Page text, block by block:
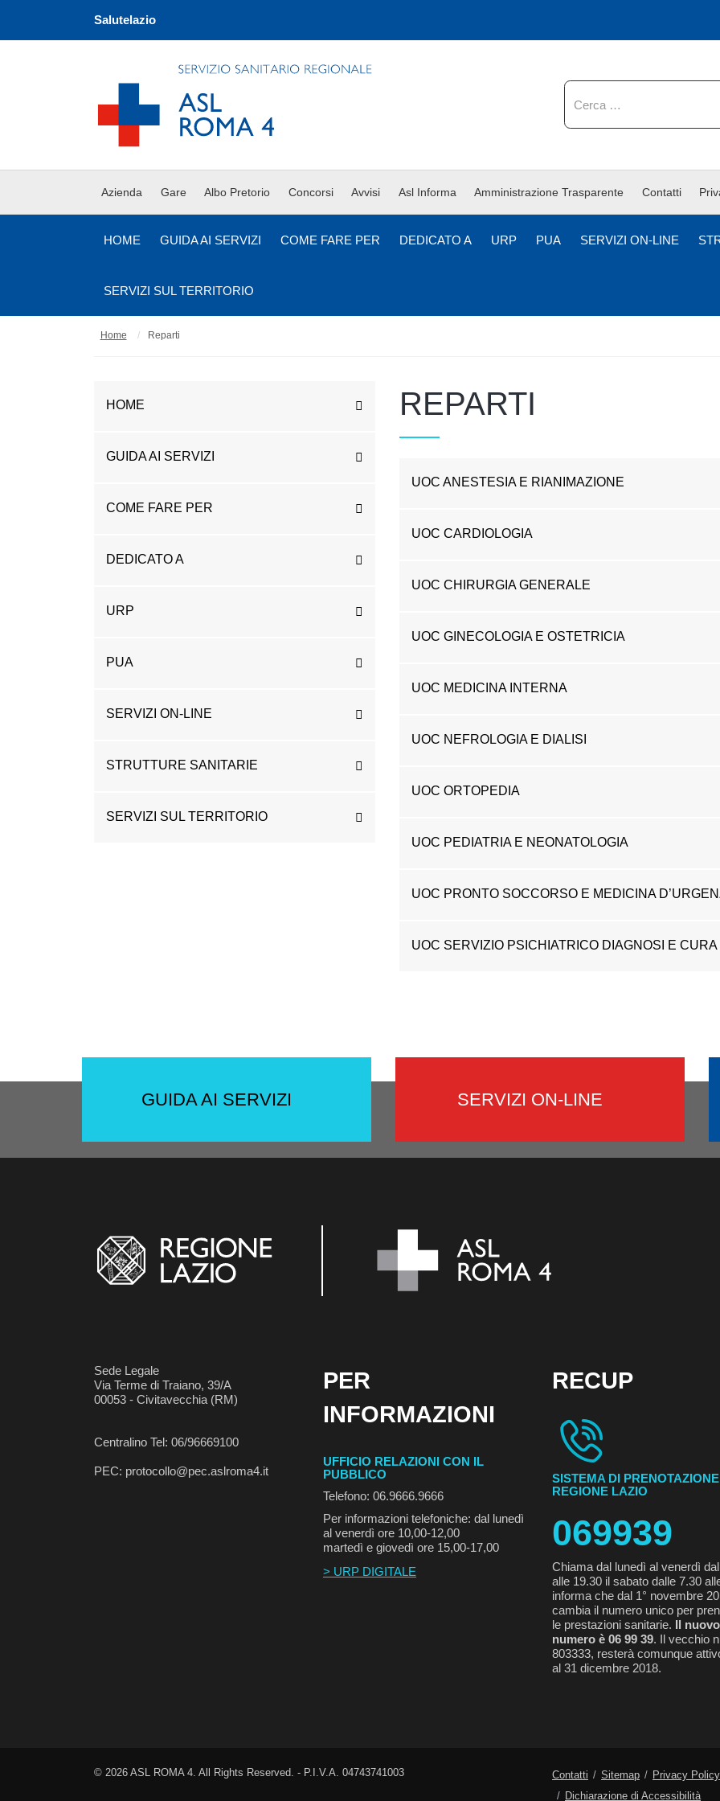
Salutelazio
Cerca
Azienda Gare Albo Pretorio Concorsi Avvisi Asl Informa Amministrazione Trasparente Contatti
HOME GUIDA AI SERVIZI COME FARE PER DEDICATO A URP PUA SERVIZI ON-LINE
SERVIZI SUL TERRITORIO
Home Reparti
REPARTI
UOC ANESTESIA E RIANIMAZIONE
UOC CARDIOLOGIA
UOC CHIRURGIA GENERALE
UOC GINECOLOGIA E OSTETRICIA
UOC MEDICINA INTERNA
UOC NEFROLOGIA E DIALISI
UOC ORTOPEDIA
UOC PEDIATRIA E NEONATOLOGIA
UOC PRONTO SOCCORSO E MEDICINA
UOC SERVIZIO PSICHIATRICO DIAGNOSI E CURA
HOME
GUIDA AI SERVIZI
COME FARE PER
DEDICATO A
URP
PUA
SERVIZI ON-LINE
STRUTTURE SANITARIE
SERVIZI SUL TERRITORIO
GUIDA AI SERVIZI SERVIZI ON-LINE
Sede Legale
Via Terme di Traiano, 39/A
00053 - Civitavecchia (RM)
Centralino Tel: 06/96669100
PEC: protocollo@pec.aslroma4.it
PER
INFORMAZIONI
UFFICIO RELAZIONI CON IL
PUBBLICO
Telefono: 06.9666.9666
Per informazioni telefoniche: dal lunedì
al venerdì ore 10,00-12,00
martedì e giovedì ore 15,00-17,00
> URP DIGITALE
RECUP
SISTEMA DI PRENOTAZIONE
REGIONE LAZIO
069939
Chiama dal lunedì al venerdì
alle 19.30 il sabato dalle 7.30
informa che dal 1° novembre
cambia il numero unico per
le prestazioni sanitarie. Il nuovo
numero è 06 99 39. Il vecchio
803333, resterà comunque
al 31 dicembre 2018.
© 2026 ASL ROMA 4. All Rights Reserved. - P.I.V.A. 04743741003 Contatti Sitemap
Privacy Policy
Dichiarazione di Accessibilità